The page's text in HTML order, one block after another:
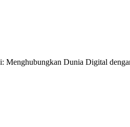
Menghubungkan Dunia Digital